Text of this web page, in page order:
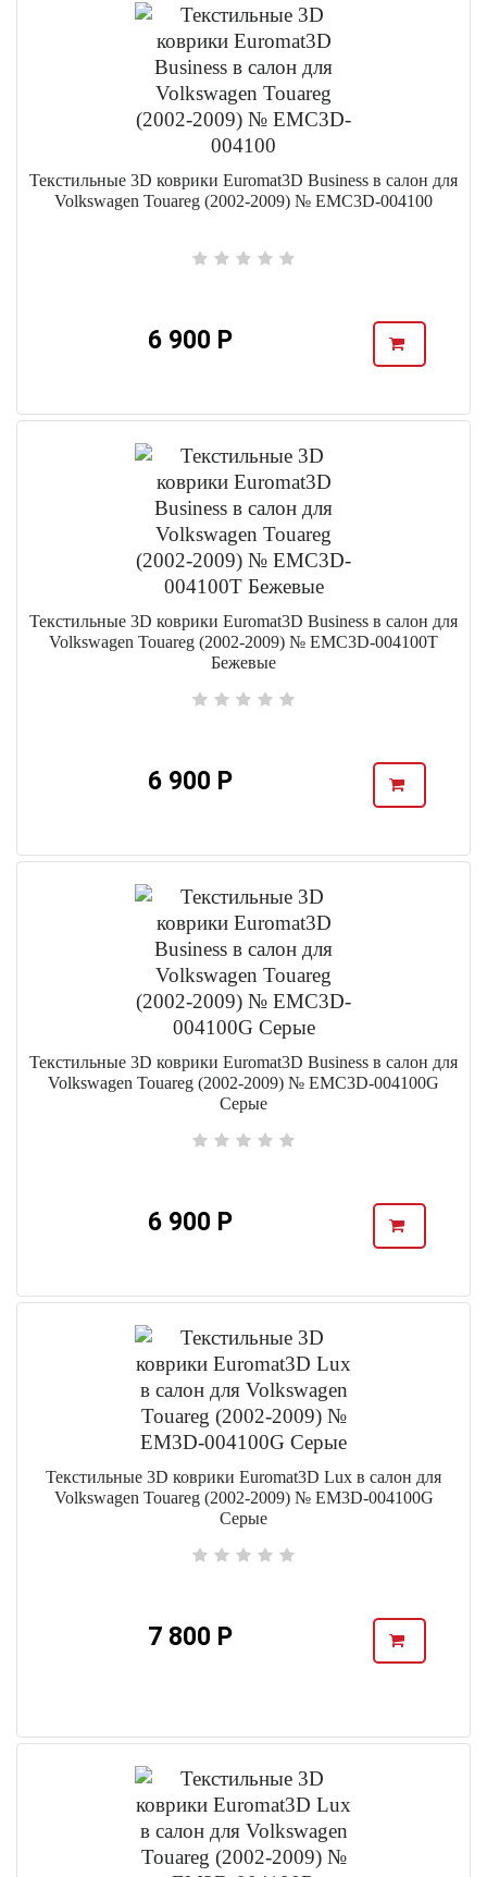
Текстильные 3D коврики Euromat3D Business в салон для
Volkswagen Touareg (2002-2009) № EMC3D-004100
6 900 Р
Текстильные 3D коврики Euromat3D Business в салон для
Volkswagen Touareg (2002-2009) № EMC3D-004100T
Бежевые
6 900 Р
Текстильные 3D коврики Euromat3D Business в салон для
Volkswagen Touareg (2002-2009) № EMC3D-004100G
Серые
6 900 Р
Текстильные 3D коврики Euromat3D Lux в салон для
Volkswagen Touareg (2002-2009) № EM3D-004100G
Серые
7 800 Р